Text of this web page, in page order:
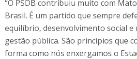
“O PSDB contribuiu muito com
Brasil. É um partido que sempre
equilíbrio, desenvolvimento social e
gestão pública. São princípios que
forma como nós enxergamos o